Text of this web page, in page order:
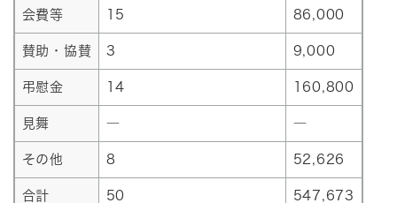
会費等 15 86,000
賛助・協賛 3 9,000
弔慰金 14 160,800
見舞 ― ―
その他 8 52,626
合計 50 547,673